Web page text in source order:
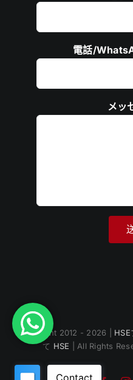
電話/
メッ
Copyright 2012 - 2026 | HSE
て HSE | All Rights